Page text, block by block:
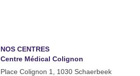
NOS CENTRES
Centre Médical Colignon
Place Colignon 1, 1030 Schaerbeek